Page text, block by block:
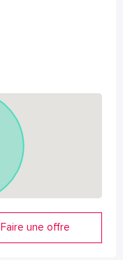
Faire une offre